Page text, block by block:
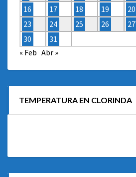
16
17 18 19 20
23
24 25 26 27
30
31
« Feb Abr »
TEMPERATURA EN CLORINDA